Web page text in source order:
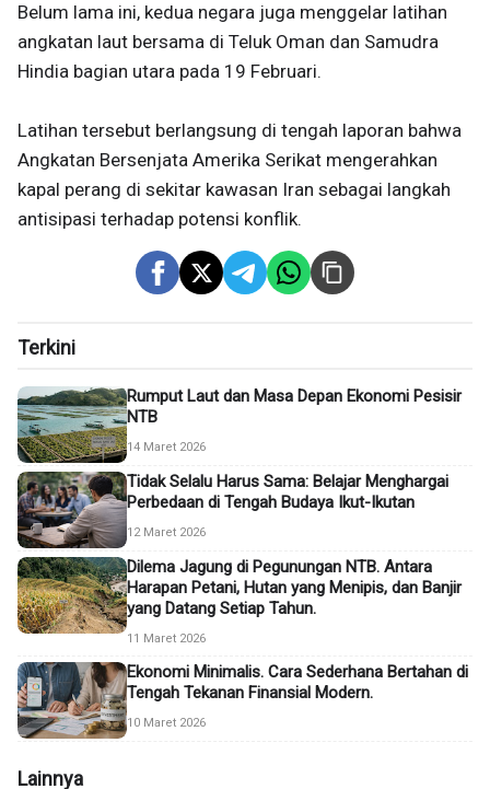
Belum lama ini, kedua negara juga menggelar latihan
angkatan laut bersama di Teluk Oman dan Samudra
Hindia bagian utara pada 19 Februari.
Latihan tersebut berlangsung di tengah laporan bahwa
Angkatan Bersenjata Amerika Serikat mengerahkan
kapal perang di sekitar kawasan Iran sebagai langkah
antisipasi terhadap potensi konflik.
Terkini
Rumput Laut dan Masa Depan Ekonomi Pesisir
NTB
14 Maret 2026
Tidak Selalu Harus Sama: Belajar Menghargai
Perbedaan di Tengah Budaya Ikut-Ikutan
12 Maret 2026
Dilema Jagung di Pegunungan NTB. Antara
Harapan Petani, Hutan yang Menipis, dan Banjir
yang Datang Setiap Tahun.
11 Maret 2026
Ekonomi Minimalis. Cara Sederhana Bertahan di
Tengah Tekanan Finansial Modern.
10 Maret 2026
Lainnya